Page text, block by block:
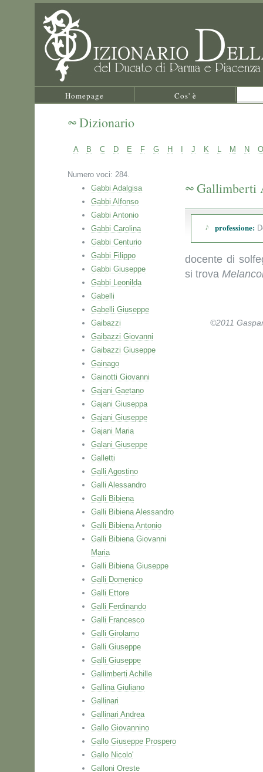
Homepage Cos' è
Dizionario
A B C D E F G H J K L M N O
Numero voci: 284.
Gabbi Adalgisa
Gabbi Alfonso
Gabbi Antonio
Gabbi Carolina
Gabbi Centurio
Gabbi Filippo
Gabbi Giuseppe
Gabbi Leonilda
Gabelli
Gabelli Giuseppe
Gaibazzi
Gaibazzi Giovanni
Gaibazzi Giuseppe
Gainago
Gainotti Giovanni
Gajani Gaetano
Gajani Giuseppa
Gajani Giuseppe
Gajani Maria
Galani Giuseppe
Galletti
Galli Agostino
Galli Alessandro
Galli Bibiena
Galli Bibiena Alessandro
Galli Bibiena Antonio
Galli Bibiena Giovanni
Maria
Galli Bibiena Giuseppe
Galli Domenico
Galli Ettore
Galli Ferdinando
Galli Francesco
Galli Girolamo
Galli Giuseppe
Galli Giuseppe
Gallimberti Achille
Gallina Giuliano
Gallinari
Gallinari Andrea
Gallo Giovannino
Gallo Giuseppe Prospero
Gallo Nicolo'
Galloni Oreste
Gallimberti
professione:
docente di
si trova
©2011